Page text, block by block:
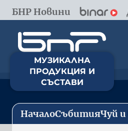
БНР Новини
МУЗИКАЛНА
ПРОДУКЦИЯ И
СЪСТАВИ
НачалоСъбитияЧуй